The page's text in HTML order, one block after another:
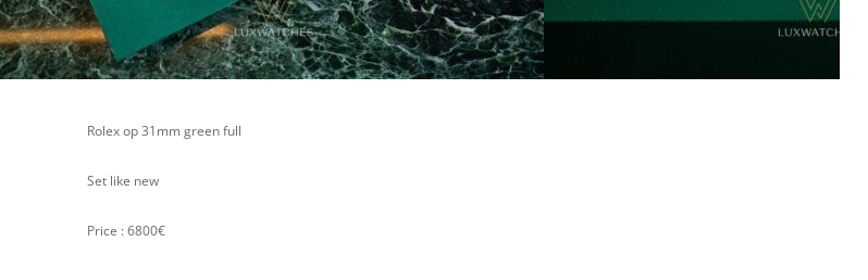
Rolex op 31mm green full
Set like new
Price : 6800€